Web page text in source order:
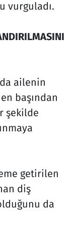
vurguladı.
ailenin
başından
şekilde
getirilen
diş
da